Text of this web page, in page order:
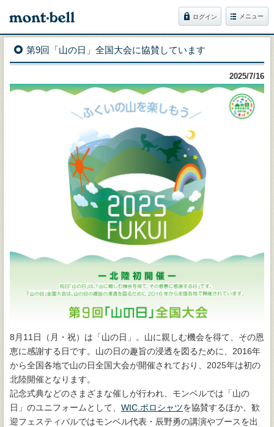
ログイン メニュー
第9回「山の日」全国大会に協賛しています
2025/7/16
8月11日（月・祝）は「山の日」。山に親しむ機会を得て、その恩
恵に感謝する日です。山の日の趣旨の浸透を図るために、2016年
から全国各地で山の日全国大会が開催されており、2025年は初の
北陸開催となります。
記念式典などのさまざまな催しが行われ、モンベルでは「山の
日」のユニフォームとして、 WIC.ポロシャツを協賛するほか、歓
迎フェスティバルではモンベル代表・辰野勇の講演やブースを出